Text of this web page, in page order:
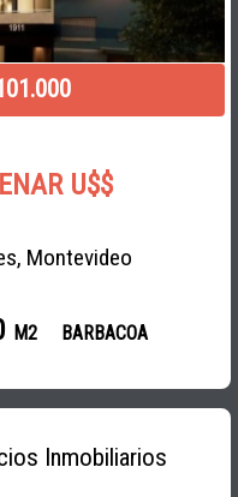
U$$
Montevideo
M2 BARBACOA
Inmobiliarios